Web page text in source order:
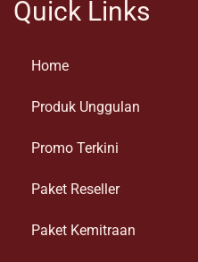
Quick Links
Home
Produk Unggulan
Promo Terkini
Paket Reseller
Paket Kemitraan